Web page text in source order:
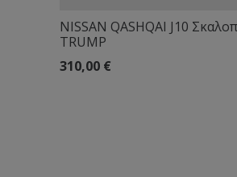
NISSAN QASHQAI J10
TRUMP
310,00 €